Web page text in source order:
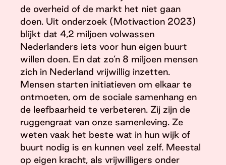
de overheid of de markt het niet gaan
doen. Uit onderzoek (Motivaction 2023)
blijkt dat 4,2 miljoen volwassen
Nederlanders iets voor hun eigen buurt
willen doen. En dat zo’n 8 miljoen mensen
zich in Nederland vrijwillig inzetten.
Mensen starten initiatieven om elkaar te
ontmoeten, om de sociale samenhang en
de leefbaarheid te verbeteren. Zij zijn de
ruggengraat van onze samenleving. Ze
weten vaak het beste wat in hun wijk of
buurt nodig is en kunnen veel zelf. Meestal
op eigen kracht, als vrijwilligers onder